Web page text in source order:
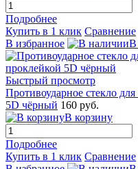
Подробнее
Купить в 1 клик Сравнение
В избранное
В
Быстрый просмотр
Противоударное стекло
5D чёрный 160 руб.
В корзину
Подробнее
Купить в 1 клик Сравнение